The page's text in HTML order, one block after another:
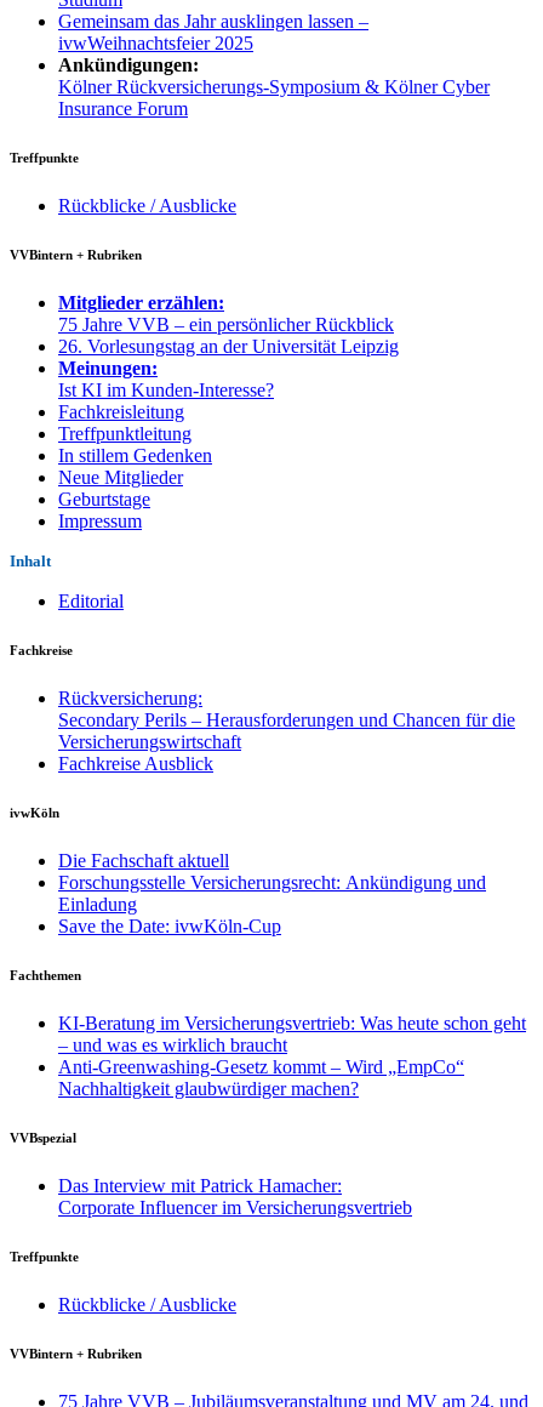
Gemeinsam das Jahr ausklingen lassen –
ivwWeihnachtsfeier 2025
Ankündigungen:
Kölner Rückversicherungs-Symposium & Kölner Cyber
Insurance Forum
Treffpunkte
Rückblicke / Ausblicke
VVBintern + Rubriken
Mitglieder erzählen:
75 Jahre VVB – ein persönlicher Rückblick
26. Vorlesungstag an der Universität Leipzig
Meinungen:
Ist KI im Kunden-Interesse?
Fachkreisleitung
Treffpunktleitung
In stillem Gedenken
Neue Mitglieder
Geburtstage
Impressum
Inhalt
Editorial
Fachkreise
Rückversicherung:
Secondary Perils – Herausforderungen und Chancen für die
Versicherungswirtschaft
Fachkreise Ausblick
ivwKöln
Die Fachschaft aktuell
Forschungsstelle Versicherungsrecht: Ankündigung und
Einladung
Save the Date: ivwKöln-Cup
Fachthemen
KI-Beratung im Versicherungsvertrieb: Was heute schon geht
– und was es wirklich braucht
Anti-Greenwashing-Gesetz kommt – Wird „EmpCo“
Nachhaltigkeit glaubwürdiger machen?
VVBspezial
Das Interview mit Patrick Hamacher:
Corporate Influencer im Versicherungsvertrieb
Treffpunkte
Rückblicke / Ausblicke
VVBintern + Rubriken
75 Jahre VVB – Jubiläumsveranstaltung und MV am 24. und